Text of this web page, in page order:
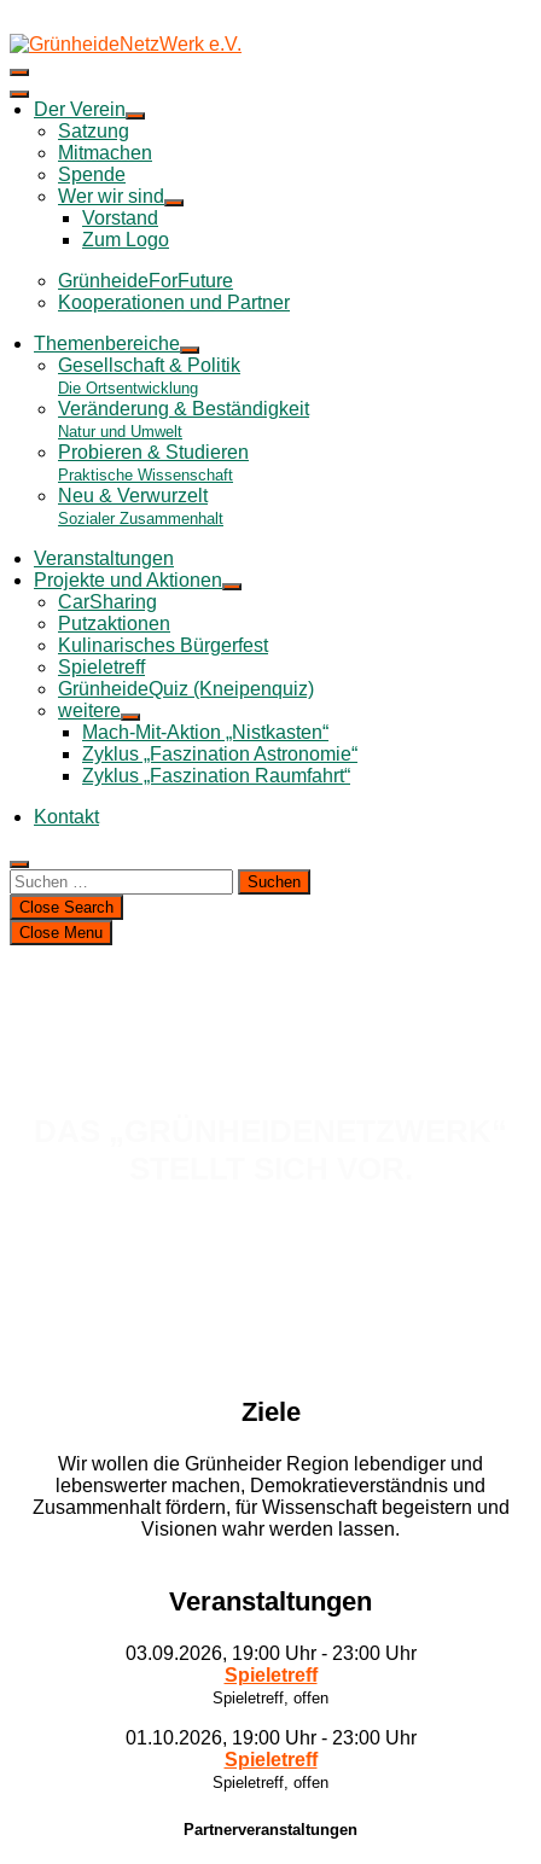
to
Der Verein
Satzung
Mitmachen
Spende
Wer wir sind
Vorstand
Zum Logo
GrünheideForFuture
Kooperationen und Partner
Themenbereiche
Gesellschaft & Politik
Die Ortsentwicklung
Veränderung & Beständigkeit
Natur und Umwelt
Probieren & Studieren
Praktische Wissenschaft
Neu & Verwurzelt
Sozialer Zusammenhalt
Veranstaltungen
Projekte und Aktionen
CarSharing
Putzaktionen
Kulinarisches Bürgerfest
Spieletreff
GrünheideQuiz (Kneipenquiz)
weitere
Mach-Mit-Aktion „Nistkasten“
Zyklus „Faszination Astronomie“
Zyklus „Faszination Raumfahrt“
Kontakt
Suchen
nach:
Close Search
Close Menu
Ziele
Wir wollen die Grünheider Region lebendiger und
lebenswerter machen, Demokratieverständnis und
Zusammenhalt fördern, für Wissenschaft begeistern und
Visionen wahr werden lassen.
Veranstaltungen
03.09.2026, 19:00 Uhr - 23:00 Uhr
Spieletreff
Spieletreff, offen
01.10.2026, 19:00 Uhr - 23:00 Uhr
Spieletreff
Spieletreff, offen
Partnerveranstaltungen